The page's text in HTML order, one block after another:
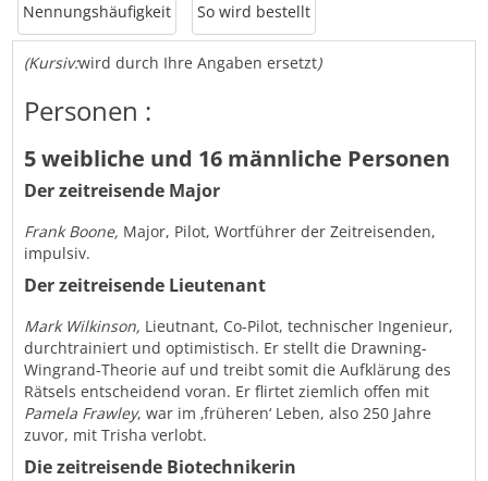
Nennungshäufigkeit So wird bestellt
(Kursiv:wird durch Ihre Angaben ersetzt)
Personen :
5 weibliche und 16 männliche Personen
Der zeitreisende Major
Frank Boone, Major, Pilot, Wortführer der Zeitreisenden,
impulsiv.
Der zeitreisende Lieutenant
Mark Wilkinson, Lieutnant, Co-Pilot, technischer Ingenieur,
durchtrainiert und optimistisch. Er stellt die Drawning-
Wingrand-Theorie auf und treibt somit die Aufklärung des
Rätsels entscheidend voran. Er flirtet ziemlich offen mit
Pamela Frawley, war im ‚früheren‘ Leben, also 250 Jahre
zuvor, mit Trisha verlobt.
Die zeitreisende Biotechnikerin